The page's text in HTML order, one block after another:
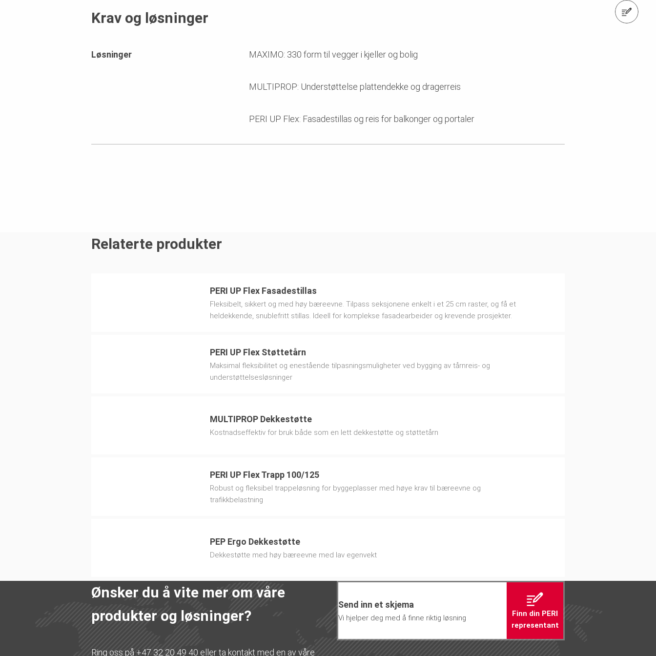
Krav og løsninger
Løsninger MAXIMO: 330 form til vegger i kjeller og bolig
MULTIPROP: Understøttelse plattendekke og dragerreis
PERI UP Flex: Fasadestillas og reis for balkonger og portaler
Relaterte produkter
PERI UP Flex Fasadestillas
Fleksibelt, sikkert og med høy bæreevne. Tilpass seksjonene enkelt i et 25 cm raster, og få et
heldekkende, snublefritt stillas. Ideell for komplekse fasadearbeider og krevende prosjekter.
PERI UP Flex Støttetårn
Maksimal fleksibilitet og enestående tilpasningsmuligheter ved bygging av tårnreis- og
understøttelsesløsninger
MULTIPROP Dekkestøtte
Kostnadseffektiv for bruk både som en lett dekkestøtte og støttetårn
PERI UP Flex Trapp 100/125
Robust og fleksibel trappeløsning for byggeplasser med høye krav til bæreevne og
trafikkbelastning
PEP Ergo Dekkestøtte
Dekkestøtte med høy bæreevne med lav egenvekt
Ønsker du å vite mer om våre
produkter og løsninger?
Send inn et skjema
Vi hjelper deg med å finne riktig løsning
Finn din PERI
representant
Ring oss på +47 32 20 49 40 eller ta kontakt med en av våre